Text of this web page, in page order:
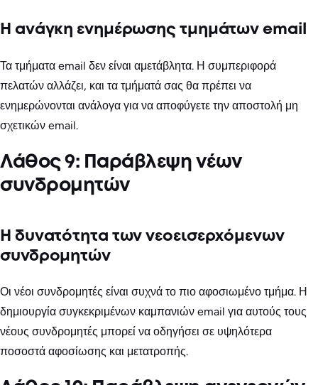
Η ανάγκη ενημέρωσης τμημάτων email
Τα τμήματα email δεν είναι αμετάβλητα. Η συμπεριφορά
πελατών αλλάζει, και τα τμήματά σας θα πρέπει να
ενημερώνονται ανάλογα για να αποφύγετε την αποστολή μη
σχετικών email.
Λάθος 9: Παράβλεψη νέων
συνδρομητών
Η δυνατότητα των νεοεισερχόμενων
συνδρομητών
Οι νέοι συνδρομητές είναι συχνά το πιο αφοσιωμένο τμήμα. Η
δημιουργία συγκεκριμένων καμπανιών email για αυτούς τους
νέους συνδρομητές μπορεί να οδηγήσει σε υψηλότερα
ποσοστά αφοσίωσης και μετατροπής.